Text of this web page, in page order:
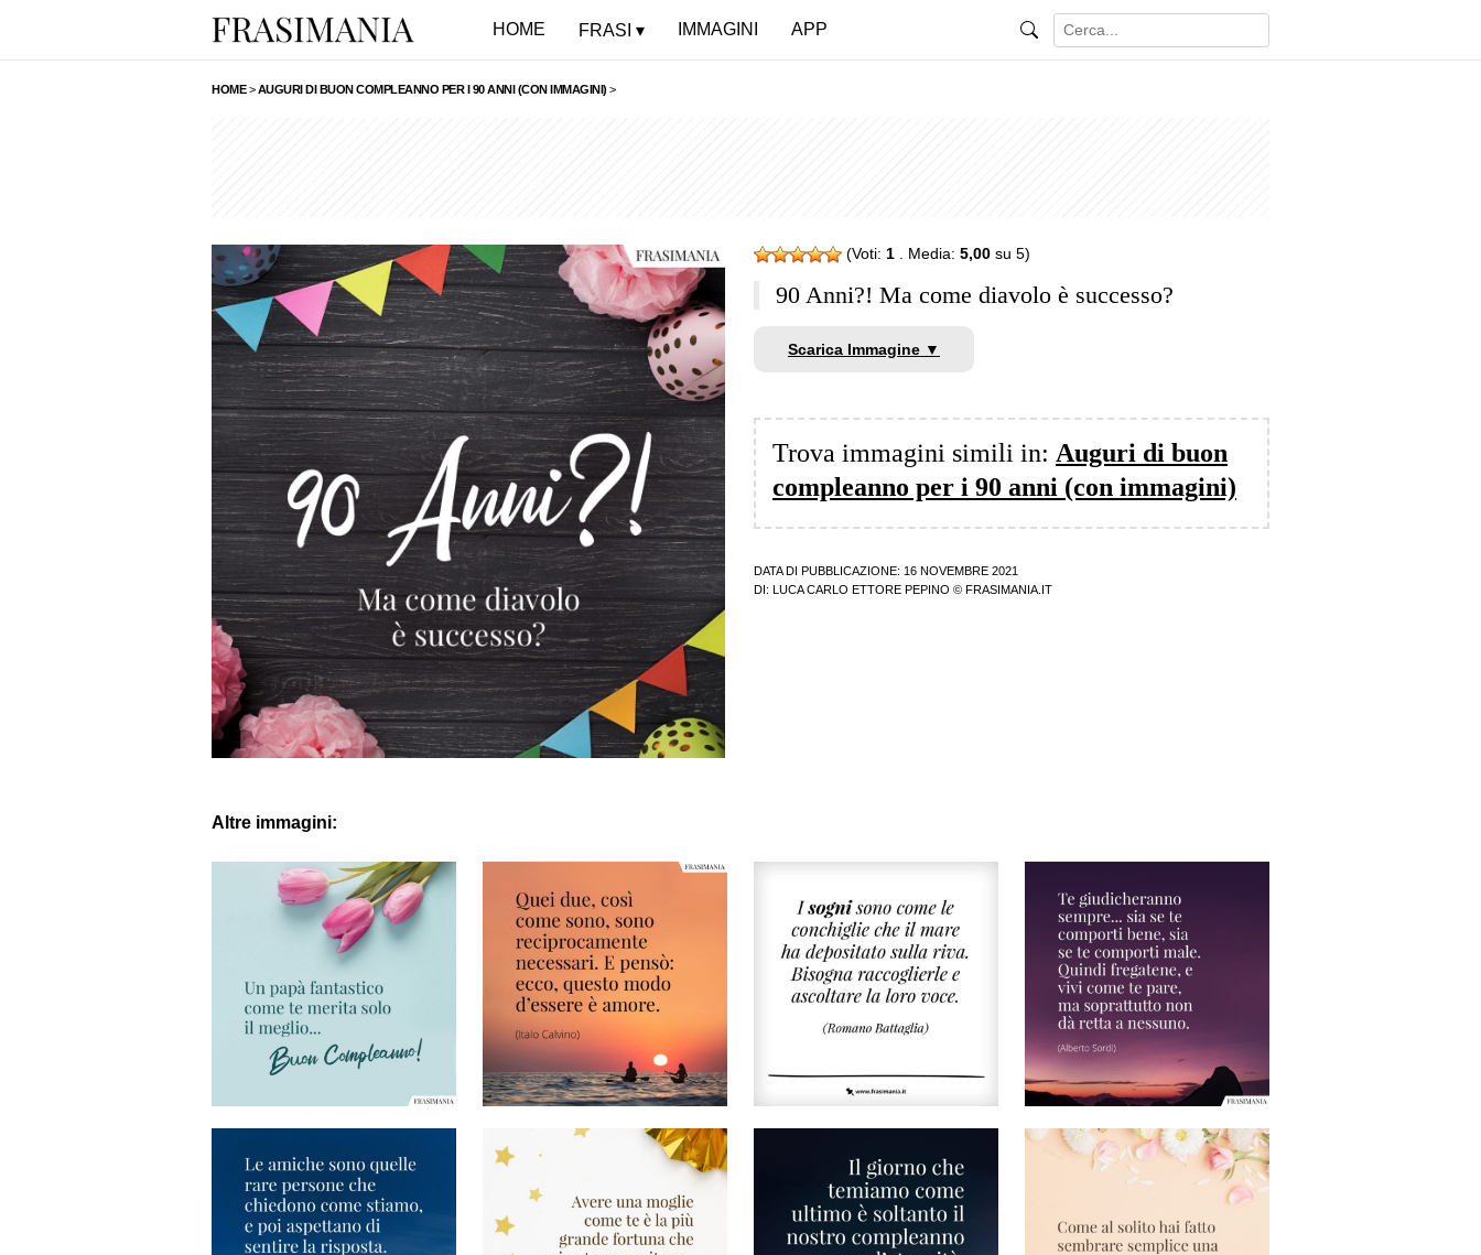
HOME FRASI IMMAGINI APP
HOME>AUGURI DI BUON COMPLEANNO PER I 90 ANNI (CON IMMAGINI) >
(Voti: 1 . Media: 5,00 su 5)
90 Anni?! Ma come diavolo è successo?
Scarica Immagine ▼
Trova immagini simili in: Auguri di buon
compleanno per i 90 anni (con immagini)
DATA DI PUBBLICAZIONE: 16 NOVEMBRE 2021
DI:
LUCA CARLO ETTORE PEPINO © FRASIMANIA.IT
Altre immagini: